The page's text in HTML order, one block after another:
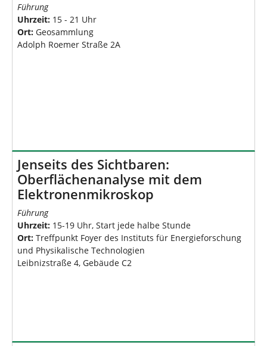
Führung
Uhrzeit: 15 - 21 Uhr
Ort: Geosammlung
Adolph Roemer Straße 2A
Jenseits des Sichtbaren:
Oberflächenanalyse mit dem
Elektronenmikroskop
Führung
Uhrzeit: 15-19 Uhr, Start jede halbe Stunde
Ort: Treffpunkt Foyer des Instituts für Energieforschung
und Physikalische Technologien
Leibnizstraße 4, Gebäude C2